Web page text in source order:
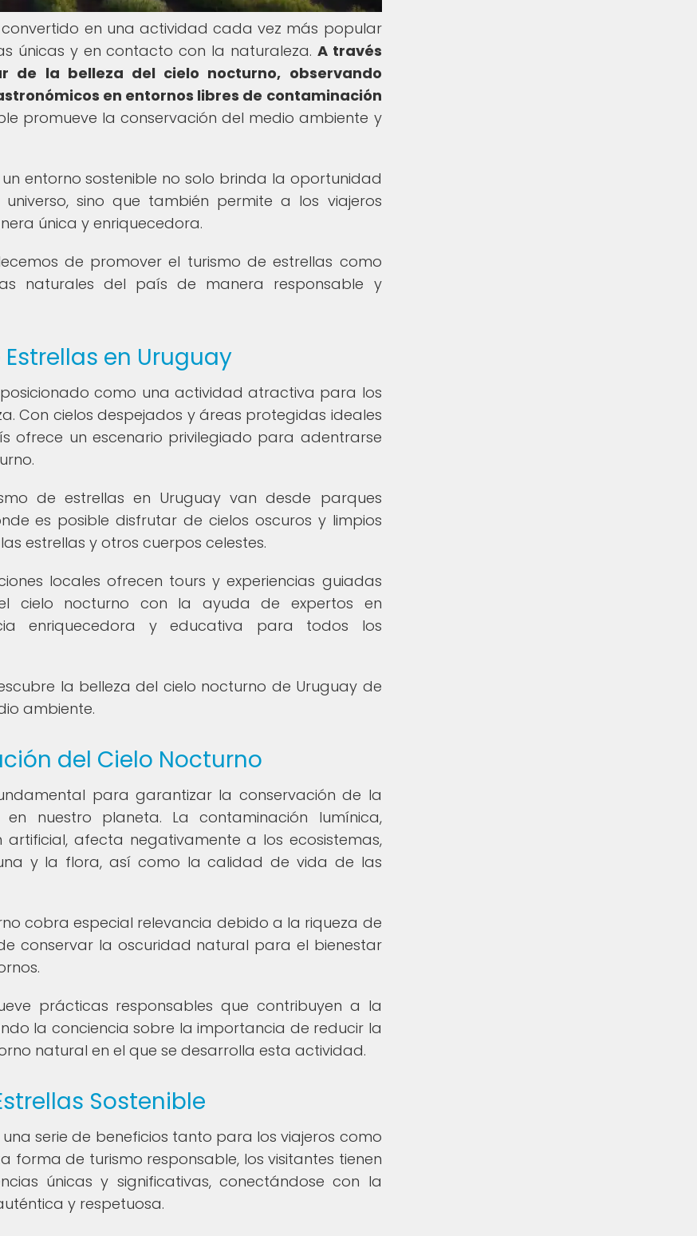
convertido en una actividad cada vez más popular
únicas y en contacto con la naturaleza. A través
de la belleza del cielo nocturno, observando
en entornos libres de contaminación
promueve la conservación del medio ambiente y
entorno sostenible no solo brinda la oportunidad
sino que también permite a los viajeros
única y enriquecedora.
de promover el turismo de estrellas como
naturales del país de manera responsable y
en Uruguay
como una actividad atractiva para los
Con cielos despejados y áreas protegidas ideales
ofrece un escenario privilegiado para adentrarse
de estrellas en Uruguay van desde parques
es posible disfrutar de cielos oscuros y limpios
estrellas y otros cuerpos celestes.
locales ofrecen tours y experiencias guiadas
cielo nocturno con la ayuda de expertos en
enriquecedora y educativa para todos los
la belleza del cielo nocturno de Uruguay de
ambiente.
del Cielo Nocturno
para garantizar la conservación de la
nuestro planeta. La contaminación lumínica,
afecta negativamente a los ecosistemas,
y la flora, así como la calidad de vida de las
cobra especial relevancia debido a la riqueza de
conservar la oscuridad natural para el bienestar
prácticas responsables que contribuyen a la
la conciencia sobre la importancia de reducir la
natural en el que se desarrolla esta actividad.
Sostenible
serie de beneficios tanto para los viajeros como
de turismo responsable, los visitantes tienen
únicas y significativas, conectándose con la
y respetuosa.